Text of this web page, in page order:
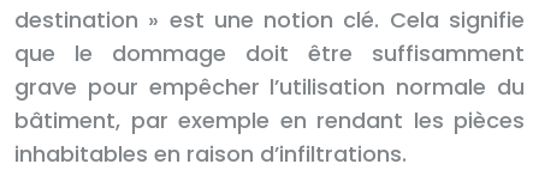
destination » est une notion clé. Cela signifie
que le dommage doit être suffisamment
grave pour empêcher l’utilisation normale du
bâtiment, par exemple en rendant les pièces
inhabitables en raison d’infiltrations.